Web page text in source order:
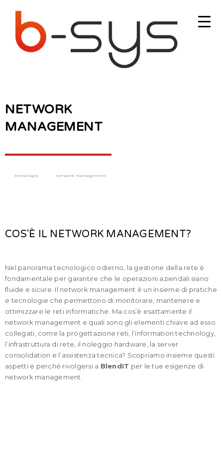
NETWORK
MANAGEMENT
tecnologia network management
COS'È IL NETWORK MANAGEMENT?
Nel panorama tecnologico odierno, la gestione della rete è
fondamentale per garantire che le operazioni aziendali siano
fluide e sicure. Il network management è un insieme di pratiche
e tecnologie che permettono di monitorare, mantenere e
ottimizzare le reti informatiche. Ma cos’è esattamente il
network management e quali sono gli elementi chiave ad esso
collegati, come la progettazione reti, l’information technology,
l’infrastruttura di rete, il noleggio hardware, la server
consolidation e l’assistenza tecnica? Scopriamo insieme questi
aspetti e perché rivolgersi a BlendIT per le tue esigenze di
network management.